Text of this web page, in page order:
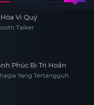
Vi Quý
Talker
Phúc Bị Trì Hoãn
Yang Tertangguh